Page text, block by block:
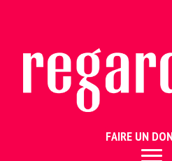
FAIRE UN